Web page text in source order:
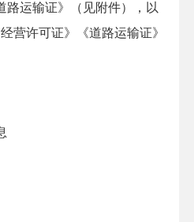
路运输证》（见附件），以
营许可证》《道路运输证》